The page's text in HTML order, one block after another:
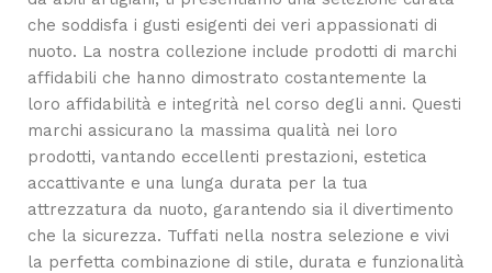
che soddisfa i gusti esigenti dei veri appassionati di
nuoto. La nostra collezione include prodotti di marchi
affidabili che hanno dimostrato costantemente la
loro affidabilità e integrità nel corso degli anni. Questi
marchi assicurano la massima qualità nei loro
prodotti, vantando eccellenti prestazioni, estetica
accattivante e una lunga durata per la tua
attrezzatura da nuoto, garantendo sia il divertimento
che la sicurezza. Tuffati nella nostra selezione e vivi
la perfetta combinazione di stile, durata e funzionalità